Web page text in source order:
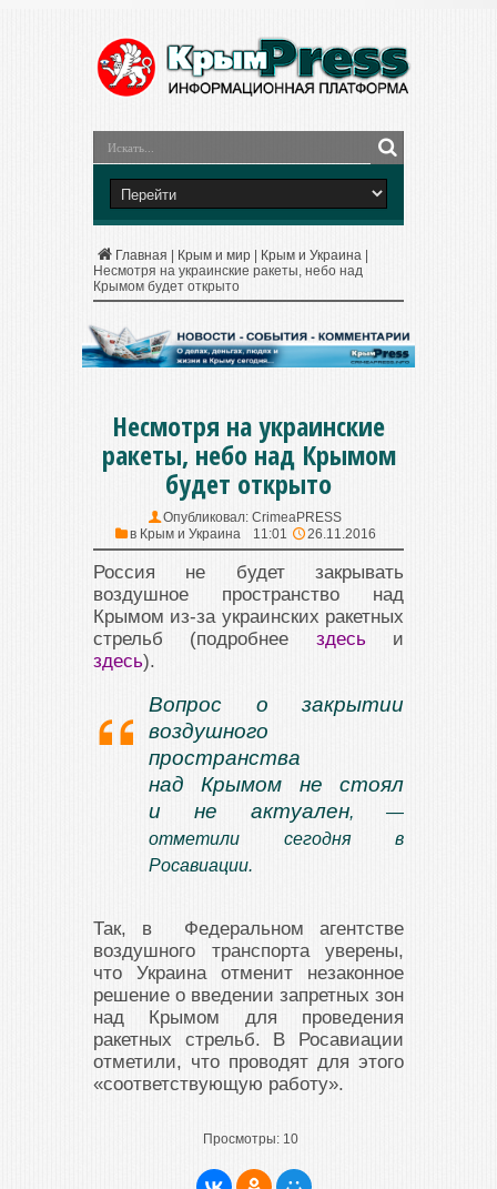
Главная Крым и мир Крым и Украина
Несмотря на украинские ракеты, небо над
Крымом будет открыто
Несмотря на украинские
ракеты, небо над Крымом
будет открыто
Опубликовал: CrimeaPRESS
в Крым и Украина 11:01 26.11.2016
Россия не будет закрывать
воздушное пространство над
Крымом из-за украинских ракетных
стрельб (подробнее здесьи
здесь).
Вопрос о закрытии
воздушного
пространства
над Крымом не стоял
и не актуален, —
отметили сегодня в
Росавиации.
Так, в Федеральном агентстве
воздушного транспорта уверены,
что Украина отменит незаконное
решение о введении запретных зон
над Крымом для проведения
ракетных стрельб. В Росавиации
отметили, что проводят для этого
«соответствующую работу».
Просмотры: 10